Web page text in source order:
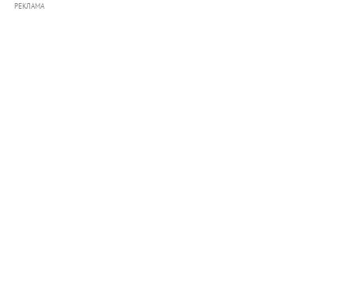
РЕКЛАМА